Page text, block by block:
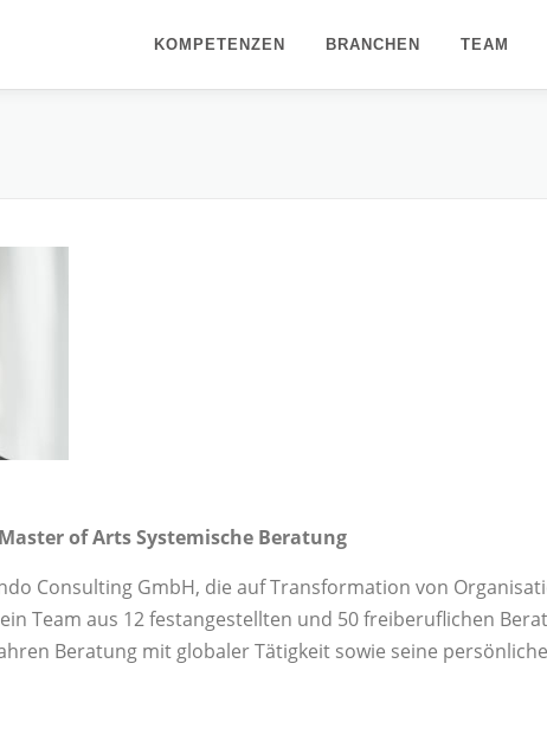
KOMPETENZEN BRANCHEN TEAM
of Arts Systemische Beratung
Consulting GmbH, die auf Transformation von
Team aus 12 festangestellten und 50 freiberuflichen
Beratung mit globaler Tätigkeit sowie seine